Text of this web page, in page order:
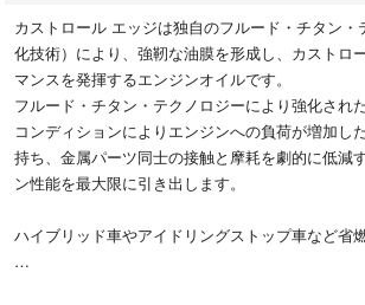
カストロール エッジは独自のフルード・チタン・
化技術）により、強靭な油膜を形成し、カストロ
マンスを発揮するエンジンオイルです。
フルード・チタン・テクノロジーにより強化され
コンディションによりエンジンへの負荷が増加し
持ち、金属パーツ同士の接触と摩耗を劇的に低減
ン性能を最大限に引き出します。
ハイブリッド車やアイドリングストップ車など省